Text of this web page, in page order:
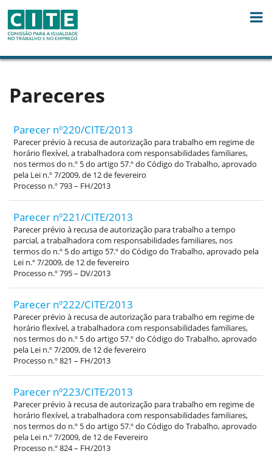
Pareceres
Parecer nº220/CITE/2013
Parecer prévio à recusa de autorização para trabalho em regime de
horário flexível, a trabalhadora com responsabilidades familiares,
nos termos do n.º 5 do artigo 57.º do Código do Trabalho, aprovado
pela Lei n.º 7/2009, de 12 de fevereiro
Processo n.º 793 – FH/2013
Parecer nº221/CITE/2013
Parecer prévio à recusa de autorização para trabalho a tempo
parcial, a trabalhadora com responsabilidades familiares, nos
termos do n.º 5 do artigo 57.º do Código do Trabalho, aprovado pela
Lei n.º 7/2009, de 12 de fevereiro
Processo n.º 795 – DV/2013
Parecer nº222/CITE/2013
Parecer prévio à recusa de autorização para trabalho em regime de
horário flexível, a trabalhadora com responsabilidades familiares,
nos termos do n.º 5 do artigo 57.º do Código do Trabalho, aprovado
pela Lei n.º 7/2009, de 12 de fevereiro
Processo n.º 821 – FH/2013
Parecer nº223/CITE/2013
Parecer prévio à recusa de autorização para trabalho em regime de
horário flexível, a trabalhadora com responsabilidades familiares,
nos termos do n.º 5 do artigo 57.º do Código do Trabalho, aprovado
pela Lei n.º 7/2009, de 12 de Fevereiro
Processo n.º 824 – FH/2013